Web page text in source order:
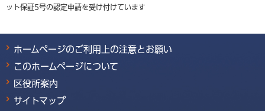
ット保証5号の認定申請を受け付けています
ホームページのご利用上の注意とお願い
このホームページについて
区役所案内
サイトマップ